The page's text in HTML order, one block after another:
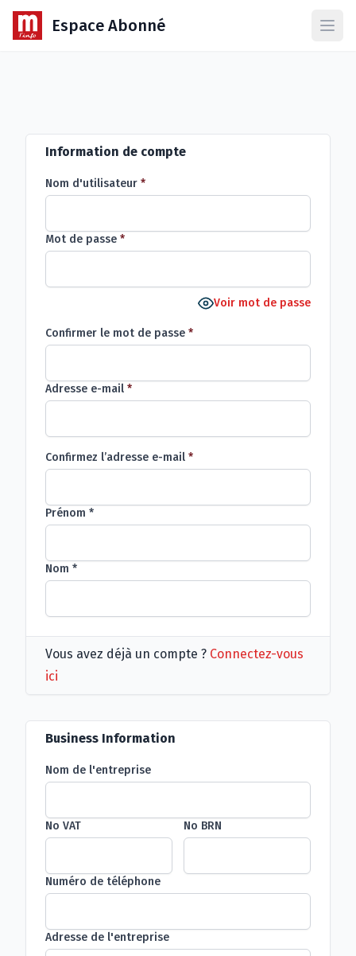
Espace Abonné
Information de compte
Nom d'utilisateur *
Mot de passe *
Voir mot de passe
Confirmer le mot de passe *
Adresse e-mail *
Confirmez l’adresse e-mail *
Prénom *
Nom *
Vous avez déjà un compte ? Connectez-vous
ici
Business Information
Nom de l'entreprise
No VAT No BRN
Numéro de téléphone
Adresse de l'entreprise